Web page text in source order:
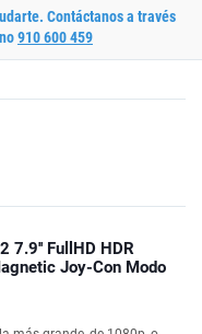
Contáctanos a través
910 600 459
7.9'' FullHD HDR
Joy-Con Modo